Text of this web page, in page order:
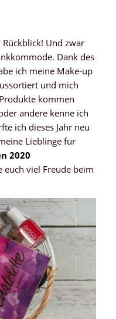
Und zwar
Dank des
ich meine Make-up
und mich
kommen
andere kenne ich
ich dieses Jahr neu
Lieblinge für
2020
euch viel Freude beim